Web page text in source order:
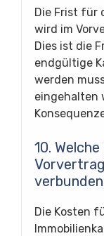
Die Frist für
wird im
Dies ist die
endgültige
werden
eingehalten
10.
Die Kosten